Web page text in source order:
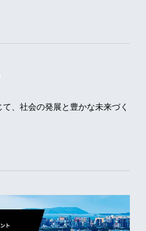
、社会の発展と豊かな未来づく